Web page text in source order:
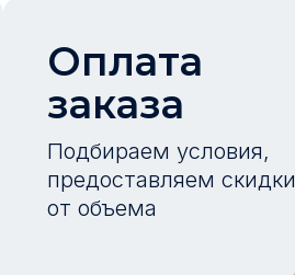
Оплата
заказа
Подбираем условия,
предоставляем скидки
от объема